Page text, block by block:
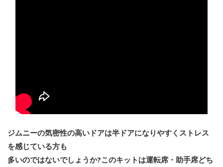
ジムニーの気密性の高いドアは半ドアになりやすくストレス
を感じている方も
多いのではないでしょうか?このキットは運転席・助手席どち